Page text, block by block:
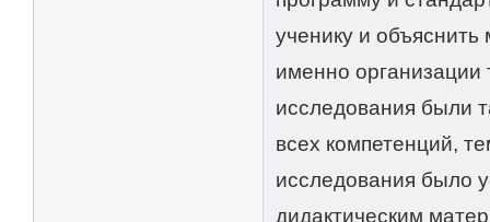
ученику и
именно
исследования были
всех компетенций,
исследования было
дидактическим